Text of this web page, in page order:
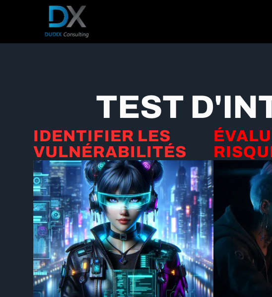
TEST
IDENTIFIER LES
VULNÉRABILITÉS